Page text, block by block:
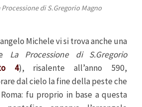
di S.Gregorio Magno
Michele vi si trova anche una
La Processione di S.Gregorio
4), risalente all’anno 590,
dal cielo la fine della peste che
fu proprio in base a questa